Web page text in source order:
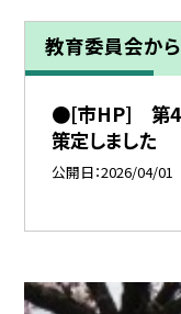
教育委員会か
●[市HP] 第4
策定しました
公開日 2026/04/01